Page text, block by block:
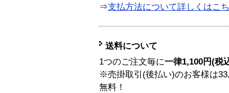
⇒支払方法について詳しくはこ
送料について
1つのご注文毎に一律1,100円(税
※売掛取引(後払い)のお客様は
無料！